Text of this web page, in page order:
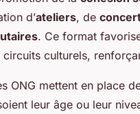
d’ateliers, de
. Ce format
culturels,
ONG mettent en place
leur âge ou leur